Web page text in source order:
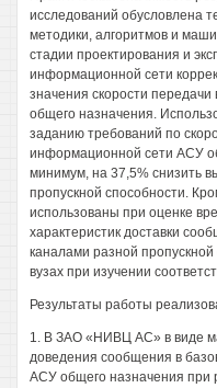
исследований обусловлена
методики, алгоритмов и
стадии проектирования и
информационной сети
значения скорости
общего назначения.
заданию требований по
информационной сети АСУ
минимум, на 37,5% снизить
пропускной способности.
использованы при оценке
характеристик доставки
каналами разной пропускной
вузах при изучении
Результаты работы
1. В ЗАО «НИВЦ АС» в виде
доведения сообщения в
АСУ общего назначения при